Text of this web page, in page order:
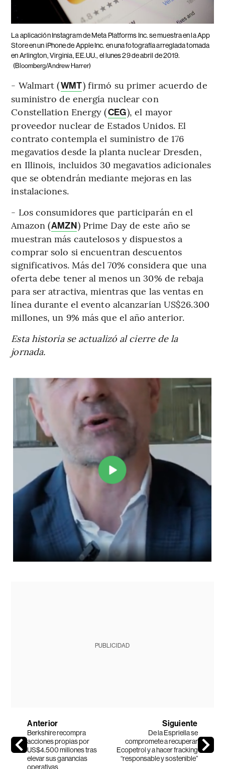
La aplicación Instagram de Meta Platforms Inc. se muestra en la App
Store en un iPhone de Apple Inc. en una fotografía arreglada tomada
en Arlington, Virginia, EE.UU., el lunes 29 de abril de 2019.
(Bloomberg/Andrew Harrer)
- Walmart (WMT) firmó su primer acuerdo de
suministro de energía nuclear con
Constellation Energy (CEG), el mayor
proveedor nuclear de Estados Unidos. El
contrato contempla el suministro de 176
megavatios desde la planta nuclear Dresden,
en Illinois, incluidos 30 megavatios adicionales
que se obtendrán mediante mejoras en las
instalaciones.
- Los consumidores que participarán en el
Amazon (AMZN) Prime Day de este año se
muestran más cautelosos y dispuestos a
comprar solo si encuentran descuentos
significativos. Más del 70% considera que una
oferta debe tener al menos un 30% de rebaja
para ser atractiva, mientras que las ventas en
línea durante el evento alcanzarían US$26.300
millones, un 9% más que el año anterior.
Esta historia se actualizó al cierre de la
jornada.
PUBLICIDAD
Anterior
Berkshire recompra
acciones propias por
US$4.500 millones tras
elevar sus ganancias
operativas
Siguiente
De la Espriella se
compromete a recuperar
Ecopetrol y a hacer fracking
“responsable y sostenible”